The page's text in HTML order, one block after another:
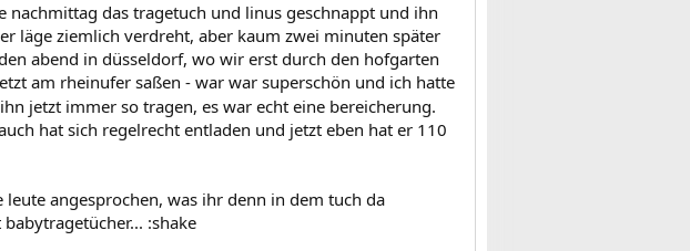
das tragetuch und linus geschnappt und ihn
läge ziemlich verdreht, aber kaum zwei minuten später
abend in düsseldorf, wo wir erst durch den hofgarten
am rheinufer saßen - war war superschön und ich hatte
jetzt immer so tragen, es war echt eine bereicherung.
hat sich regelrecht entladen und jetzt eben hat er 110
angesprochen, was ihr denn in dem tuch da
:shake